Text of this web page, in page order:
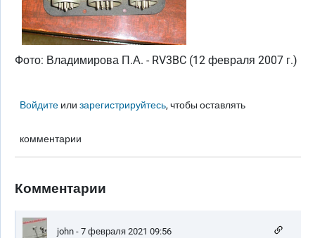
Фото: Владимирова П.А. - RV3BC (12 февраля 2007 г.)
Войдите илизарегистрируйтесь, чтобы оставлять
комментарии
Комментарии
john - 7 февраля 2021 09:56